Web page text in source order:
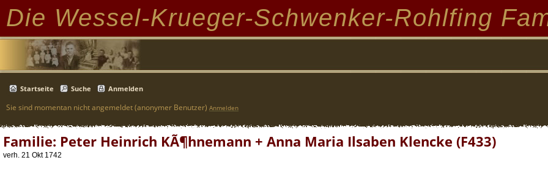
Die Wessel-Krueger-Schwenker-Rohlfing
Startseite Suche Anmelden
Sie sind momentan nicht angemeldet (anonymer Benutzer) Anmelden
Familie: Peter Heinrich KÃ¶hnemann + Anna Maria Ilsaben Klencke (F433)
verh. 21 Okt 1742